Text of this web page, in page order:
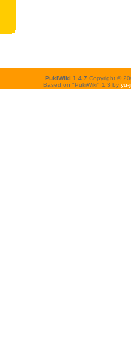
PukiWiki 1.4.7 Copyright ©
Based on "PukiWiki" 1.3 by yu-ji